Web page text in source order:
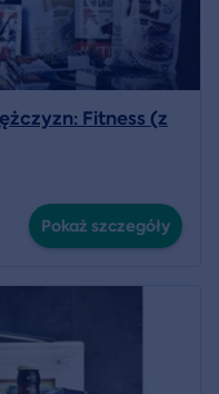
Fitness (z
Pokaż szczegóły